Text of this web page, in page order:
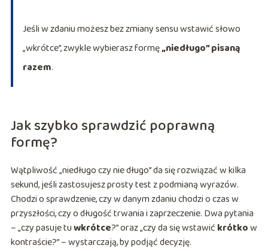
Jeśli w zdaniu możesz bez zmiany sensu wstawić słowo
„wkrótce”, zwykle wybierasz formę„niedługo” pisaną
razem.
Jak szybko sprawdzić poprawną
formę?
Wątpliwość „niedługo czy nie długo” da się rozwiązać w kilka
sekund, jeśli zastosujesz prosty test z podmianą wyrazów.
Chodzi o sprawdzenie, czy w danym zdaniu chodzi o czas w
przyszłości, czy o długość trwania i zaprzeczenie. Dwa pytania
– „czy pasuje tuwkrótce?” oraz „czy da się wstawić krótkow
kontraście?” – wystarczają, by podjąć decyzję.